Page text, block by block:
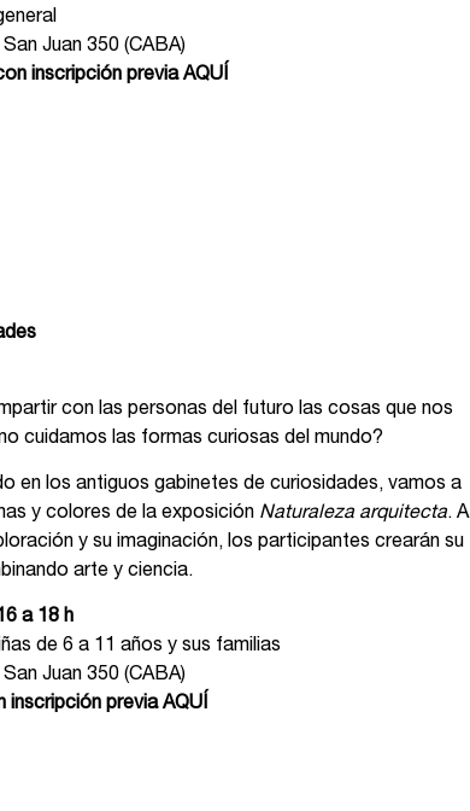
Juan 350 (CABA)
inscripción previaAQUÍ
con las personas del futuro las cosas que nos
cuidamos las formas curiosas del mundo?
en los antiguos gabinetes de curiosidades, vamos a
y colores de la exposición Naturaleza arquitecta. A
y su imaginación, los participantes crearán su
arte y ciencia.
a 18 h
de 6 a 11 años y sus familias
Juan 350 (CABA)
inscripción previaAQUÍ